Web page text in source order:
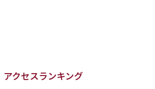
アクセスランキング